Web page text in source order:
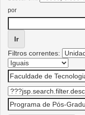
por
Filtros correntes: